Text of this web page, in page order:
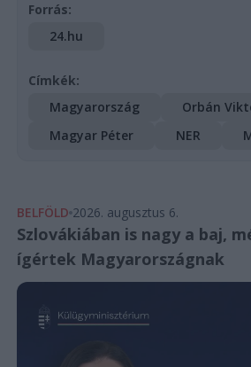
Forrás:
24.hu
Címkék:
Magyarország
Orbán
Magyar Péter
NER
BELFÖLD 2026. augusztus 6.
Szlovákiában is nagy a baj,
ígértek Magyarországnak